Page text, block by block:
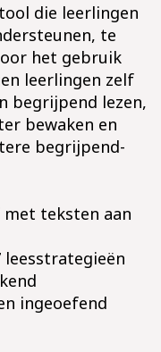
die leerlingen
te
het gebruik
leerlingen zelf
begrijpend lezen,
bewaken en
begrijpend-
teksten aan
ingeoefend